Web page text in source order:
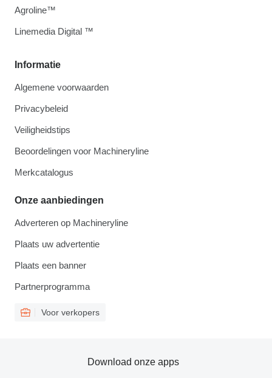
Informatie
Algemene voorwaarden
Privacybeleid
Veiligheidstips
Beoordelingen voor Machineryline
Merkcatalogus
Onze aanbiedingen
Adverteren op Machineryline
Plaats uw advertentie
Plaats een banner
Partnerprogramma
Voor verkopers
Agroline™
Linemedia Digital ™
Download onze apps